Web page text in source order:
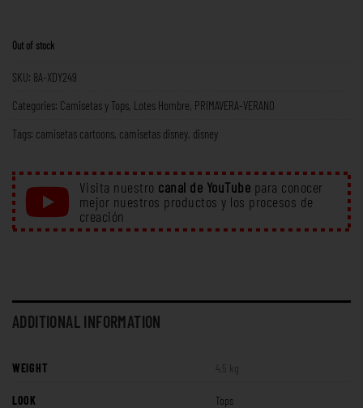
Out of stock
SKU: 8A-XDY249
Categories: Camisetas y Tops Lotes Hombre PRIMAVERA-VERANO
Tags: camisetas cartoons camisetas disney disney
Visita nuestro canal de YouTube para conocer
mejor nuestros productos y los procesos de
creación
ADDITIONAL INFORMATION
WEIGHT 4,5 kg
LOOK Tops